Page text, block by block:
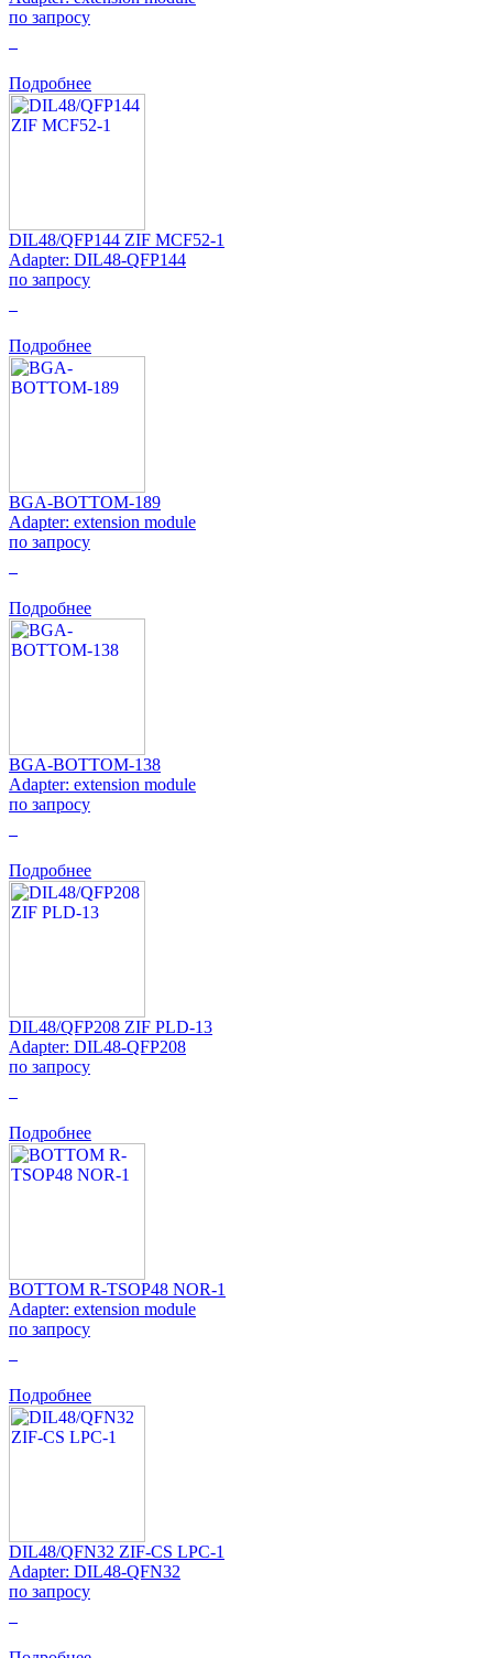
по запросу
Подробнее
DIL48/QFP144 ZIF MCF52-1
Adapter: DIL48-QFP144
по запросу
Подробнее
BGA-BOTTOM-189
Adapter: extension module
по запросу
Подробнее
BGA-BOTTOM-138
Adapter: extension module
по запросу
Подробнее
DIL48/QFP208 ZIF PLD-13
Adapter: DIL48-QFP208
по запросу
Подробнее
BOTTOM R-TSOP48 NOR-1
Adapter: extension module
по запросу
Подробнее
DIL48/QFN32 ZIF-CS LPC-1
Adapter: DIL48-QFN32
по запросу